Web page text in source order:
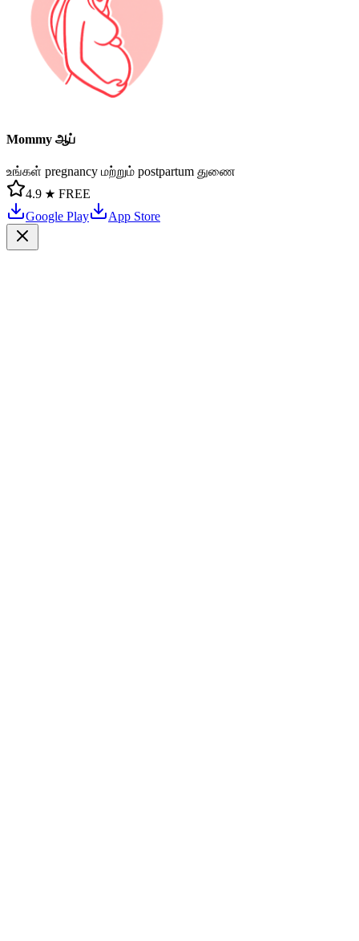
Mommy ஆப்
உங்கள் pregnancy மற்றும் postpartum துணை
4.9 ★ FREE
Google Play
App Store